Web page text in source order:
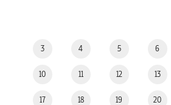
3 4 5 6
10 11 12 13
17 18 19 20